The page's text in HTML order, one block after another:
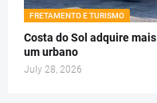
FRETAMENTO E TURISMO
Costa do Sol adquire mais
um urbano
July 28, 2026